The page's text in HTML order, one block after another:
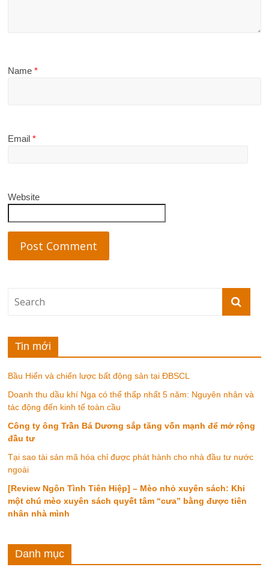
Name*
Email*
Website
Tin mới
Bầu Hiển và chiến lược bất động sản tại ĐBSCL
Doanh thu dầu khí Nga có thể thấp nhất 5 năm: Nguyên nhân và
tác động đến kinh tế toàn cầu
Công ty ông Trần Bá Dương sắp tăng vốn mạnh để mở rộng
đầu tư
Tại sao tài sản mã hóa chỉ được phát hành cho nhà đầu tư nước
ngoài
[Review Ngôn Tình Tiên Hiệp] – Mèo nhỏ xuyên sách: Khi
một chú mèo xuyên sách quyết tâm “cưa” bằng được tiên
nhân nhà mình
Danh mục